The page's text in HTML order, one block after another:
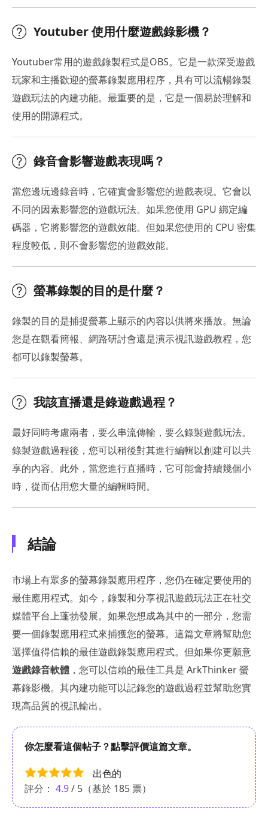
Youtuber 使用什麼遊戲錄影機？
Youtuber常用的遊戲錄製程式是OBS。它是一款深受遊戲
玩家和主播歡迎的螢幕錄製應用程序，具有可以流暢錄製
遊戲玩法的內建功能。最重要的是，它是一個易於理解和
使用的開源程式。
錄音會影響遊戲表現嗎？
當您邊玩邊錄音時，它確實會影響您的遊戲表現。它會以
不同的因素影響您的遊戲玩法。如果您使用 GPU 綁定編
碼器，它將影響您的遊戲效能。但如果您使用的 CPU 密集
程度較低，則不會影響您的遊戲效能。
螢幕錄製的目的是什麼？
錄製的目的是捕捉螢幕上顯示的內容以供將來播放。無論
您是在觀看簡報、網路研討會還是演示視訊遊戲教程，您
都可以錄製螢幕。
我該直播還是錄遊戲過程？
最好同時考慮兩者，要么串流傳輸，要么錄製遊戲玩法。
錄製遊戲過程後，您可以稍後對其進行編輯以創建可以共
享的內容。此外，當您進行直播時，它可能會持續幾個小
時，從而佔用您大量的編輯時間。
結論
市場上有眾多的螢幕錄製應用程序，您仍在確定要使用的
最佳應用程式。如今，錄製和分享視訊遊戲玩法正在社交
媒體平台上蓬勃發展。如果您想成為其中的一部分，您需
要一個錄製應用程式來捕獲您的螢幕。這篇文章將幫助您
選擇值得信賴的最佳遊戲錄製應用程式。但如果你更願意
遊戲錄音軟體 ，您可以信賴的最佳工具是 ArkThinker 螢
幕錄影機。其內建功能可以記錄您的遊戲過程並幫助您實
現高品質的視訊輸出。
你怎麼看這個帖子？點擊評價這篇文章。
出色的
評分： 4.9/ 5（基於 185 票）